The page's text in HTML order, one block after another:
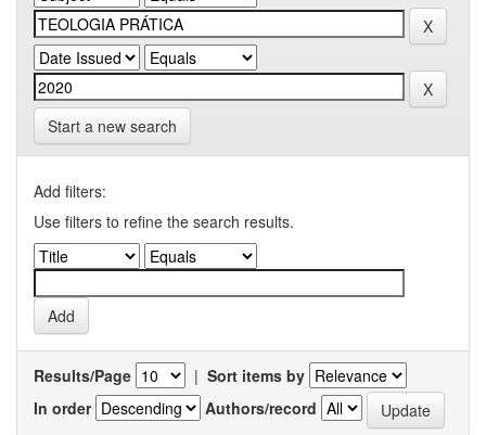
Start a new search
Add filters:
Use filters to refine the search results.
Results/Page | Sort items by
In order
Authors/record